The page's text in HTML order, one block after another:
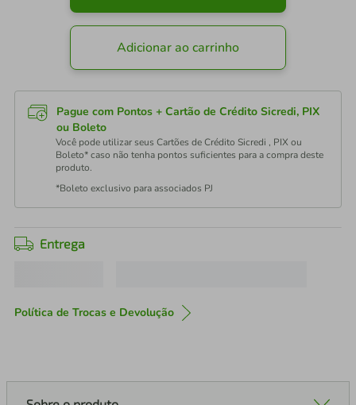
Adicionar ao carrinho
Pague com Pontos + Cartão de Crédito Sicredi, PIX
ou Boleto
Você pode utilizar seus Cartões de Crédito Sicredi , PIX ou
Boleto* caso não tenha pontos suficientes para a compra deste
produto.
*Boleto exclusivo para associados PJ
Entrega
Política de Trocas e Devolução